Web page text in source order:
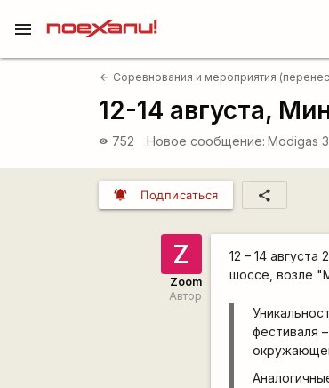
menu
arrow_back Соревнования и мероприятия
12-14 августа,
visibility 752 Новое сообщение: Modigas
notifications_active Подписаться share
Z
Zoom
Автор
12 – 14
шоссе, возле
фестиваля